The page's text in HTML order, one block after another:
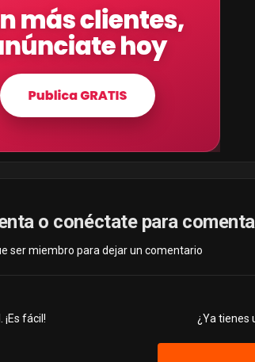
o conéctate para
ser miembro para dejar un comentario
fácil! ¿Ya tienes